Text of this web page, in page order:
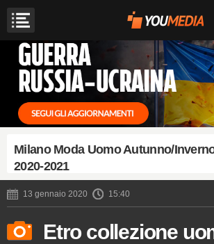
Milano Moda Uomo Autunno/
2020-2021
13 gennaio 2020 15:40
Etro collezione